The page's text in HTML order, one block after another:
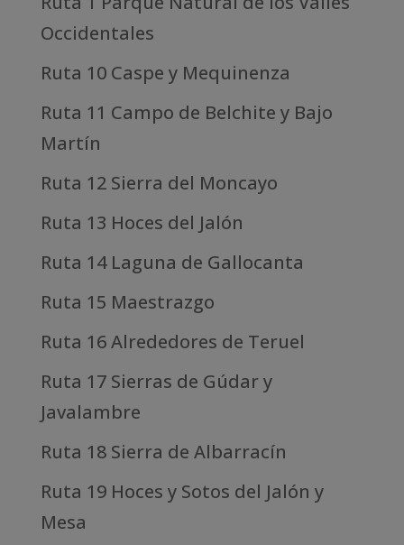
Occidentales
Ruta 10 Caspe y Mequinenza
Ruta 11 Campo de Belchite y Bajo
Martín
Ruta 12 Sierra del Moncayo
Ruta 13 Hoces del Jalón
Ruta 14 Laguna de Gallocanta
Ruta 15 Maestrazgo
Ruta 16 Alrededores de Teruel
Ruta 17 Sierras de Gúdar y
Javalambre
Ruta 18 Sierra de Albarracín
Ruta 19 Hoces y Sotos del Jalón y
Mesa